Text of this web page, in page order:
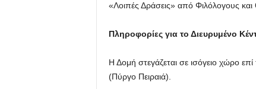
«Λοιπές Δράσεις» από Φιλόλογους και
Πληροφορίες για το Διευρυμένο
Η Δομή στεγάζεται σε ισόγειο χώρο
(Πύργο Πειραιά).